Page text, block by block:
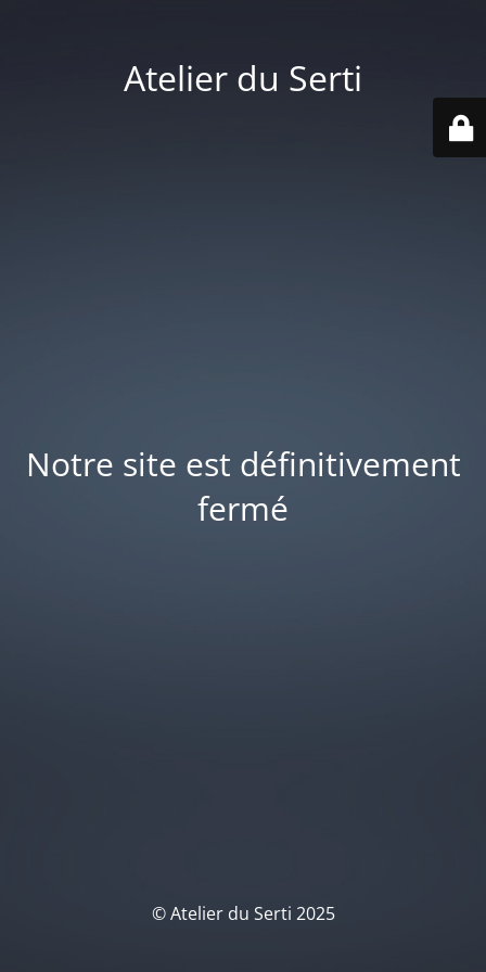
Atelier du Serti
Notre site est définitivement
fermé
© Atelier du Serti 2025